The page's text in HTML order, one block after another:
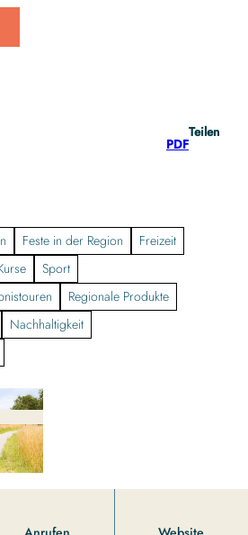
PDF
Teilen
Feste in der Region
Freizeit
Sport
Regionale Produkte
Nachhaltigkeit
CC-BY-SA
NORDEN-Festival unter dem Motto